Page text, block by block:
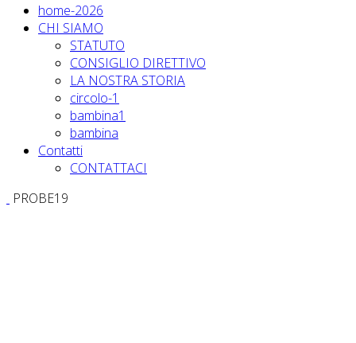
home-2026
CHI SIAMO
STATUTO
CONSIGLIO DIRETTIVO
LA NOSTRA STORIA
circolo-1
bambina1
bambina
Contatti
CONTATTACI